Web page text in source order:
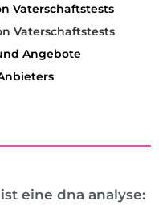
Vaterschaftstests
Vaterschaftstests
Angebote
eine dna analyse: